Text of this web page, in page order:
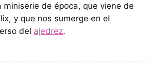
de época, que viene de
y que nos sumerge en el
del ajedrez.